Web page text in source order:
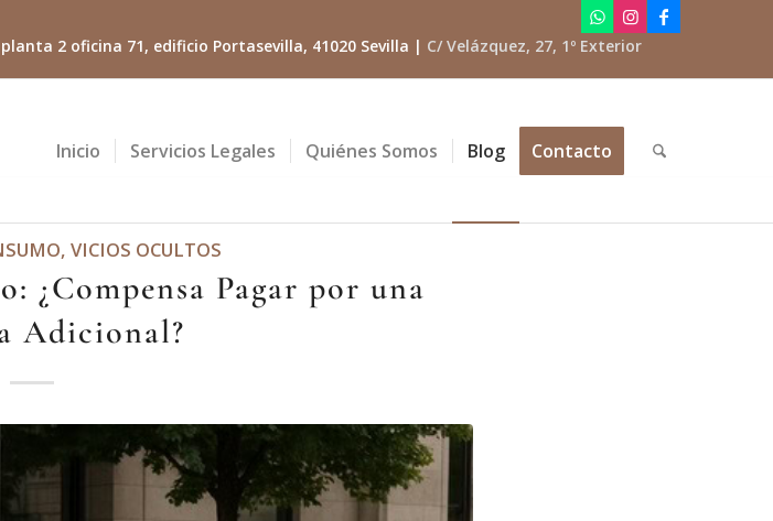
2 oficina 71, edificio Portasevilla, 41020 Sevilla | C/ Velázquez, 27, 1º Exterior
Inicio Servicios Legales Quiénes Somos Blog Contacto
, VICIOS OCULTOS
¿Compensa Pagar por una
Adicional?